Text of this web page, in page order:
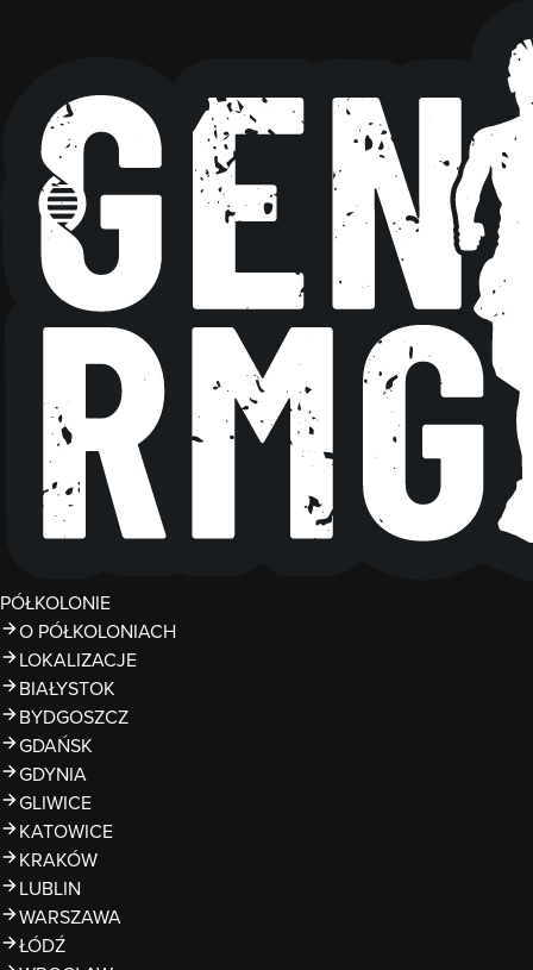
PÓŁKOLONIE
O PÓŁKOLONIACH
LOKALIZACJE
BIAŁYSTOK
BYDGOSZCZ
GDAŃSK
GDYNIA
GLIWICE
KATOWICE
KRAKÓW
LUBLIN
WARSZAWA
ŁÓDŹ